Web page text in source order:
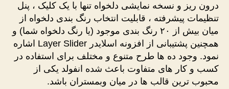
درون ریز و نسخه نمایشی دلخواه تنها با یک کلیک ، پنل
تنظیمات پیشرفته ، قابلیت انتخاب رنگ بندی دلخواه از
میان بیش از ۲۰ رنگ بندی موجود (یا رنگ دلخواه شما) و
همچنین پشتیبانی از افزونه اسلایدر Layer Slider اشاره
نمود. وجود ده ها طرح متنوع و مختلف برای استفاده در
کسب و کار های متفاوت باعث شده انفولد یکی از
محبوب ترین قالب ها در میان وبمستران باشد.